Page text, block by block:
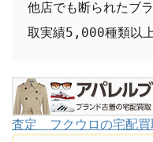
他店でも断られたブ
取実績5,000種類以上
査定 フクウロの宅配買